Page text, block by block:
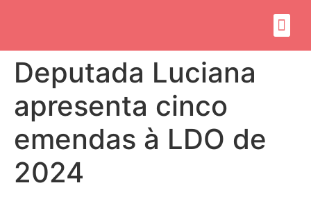
Deputada Luciana
apresenta cinco
emendas à LDO de
2024